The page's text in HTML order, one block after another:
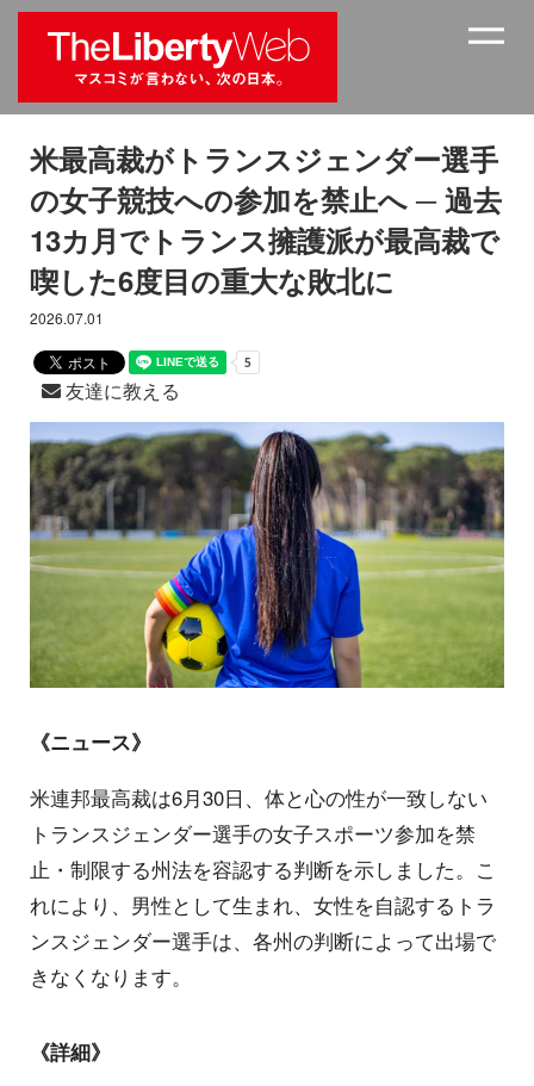
米最高裁がトランスジェンダー選手
の女子競技への参加を禁止へ ─ 過去
13カ月でトランス擁護派が最高裁で
喫した6度目の重大な敗北に
2026.07.01
友達に教える
《ニュース》
米連邦最高裁は6月30日、体と心の性が一致しない
トランスジェンダー選手の女子スポーツ参加を禁
止・制限する州法を容認する判断を示しました。こ
れにより、男性として生まれ、女性を自認するトラ
ンスジェンダー選手は、各州の判断によって出場で
きなくなります。
《詳細》